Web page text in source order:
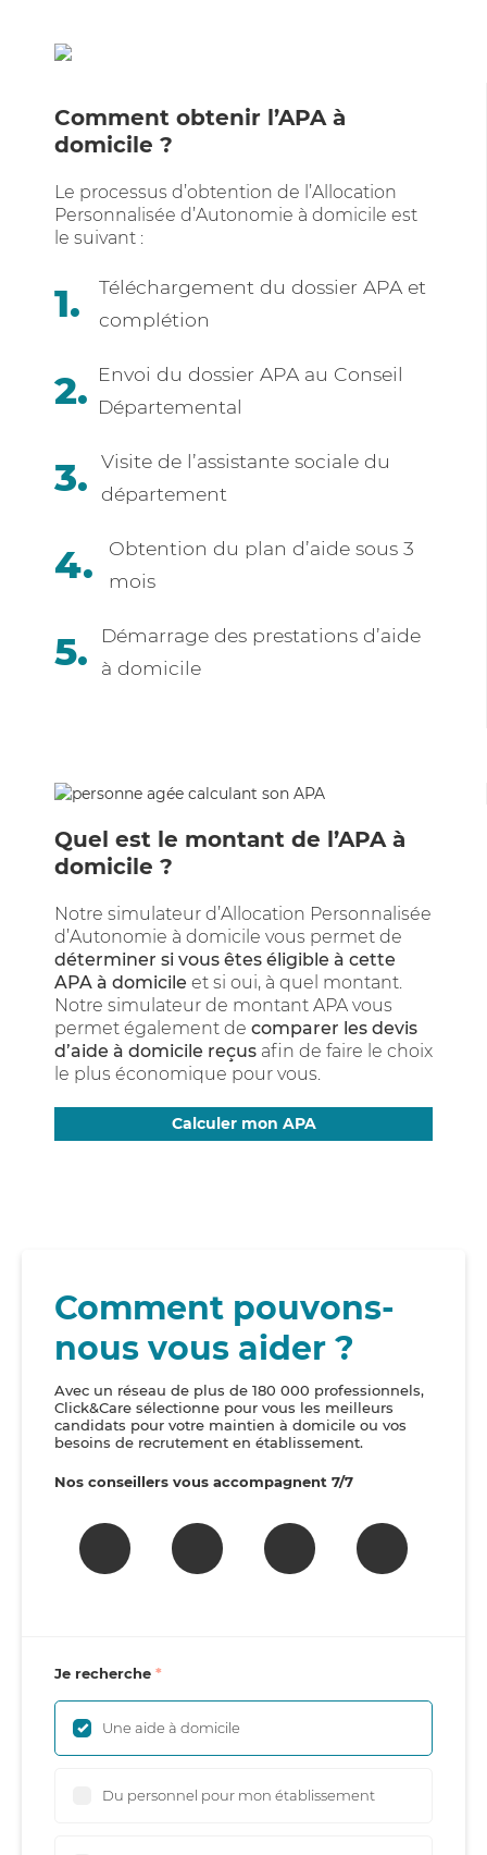
Comment obtenir l’APA à
domicile ?
Le processus d’obtention de l’Allocation
Personnalisée d’Autonomie à domicile est
le suivant :
Téléchargement du dossier APA et
complétion
Envoi du dossier APA au Conseil
Départemental
Visite de l’assistante sociale du
département
Obtention du plan d’aide sous 3
mois
Démarrage des prestations d’aide
à domicile
Quel est le montant de l’APA à
domicile ?
Notre simulateur d’Allocation Personnalisée
d’Autonomie à domicile vous permet de
déterminer si vous êtes éligible à cette
APA à domicile et si oui, à quel montant.
Notre simulateur de montant APA vous
permet également de comparer les devis
d’aide à domicile reçus afin de faire le choix
le plus économique pour vous.
Calculer mon APA
Comment pouvons-
nous vous aider ?
Avec un réseau de plus de 180 000 professionnels,
Click&Care sélectionne pour vous les meilleurs
candidats pour votre maintien à domicile ou vos
besoins de recrutement en établissement.
Nos conseillers vous accompagnent 7/7
Je recherche
Une aide à domicile
Du personnel pour mon établissement